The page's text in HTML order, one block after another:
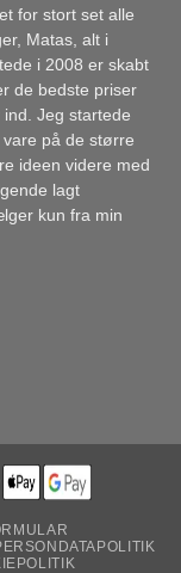
for stort set alle
Matas, alt i
i 2008 er skabt
de bedste priser
Jeg startede
på de større
ideen videre med
lagt
kun fra min